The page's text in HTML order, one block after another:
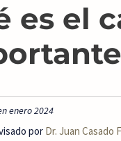
es el
enero 2024
por Dr. Juan Casado